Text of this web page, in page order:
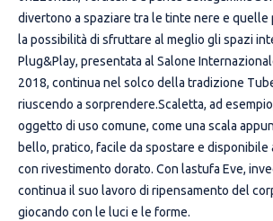
divertono a spaziare tra le tinte nere e quelle
la possibilità di sfruttare al meglio gli spazi
Plug&Play, presentata al Salone
2018, continua nel solco della tradizione
riuscendo a sorprendere.Scaletta, ad
oggetto di uso comune, come una scala
bello, pratico, facile da spostare e
con rivestimento dorato. Con lastufa Eve,
continua il suo lavoro di ripensamento del
giocando con le luci e le forme.